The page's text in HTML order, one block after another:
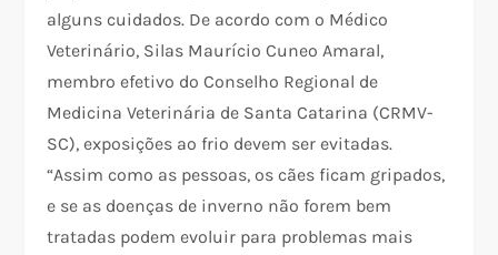
alguns cuidados. De acordo com o Médico
Veterinário, Silas Maurício Cuneo Amaral,
membro efetivo do Conselho Regional de
Medicina Veterinária de Santa Catarina (CRMV-
SC), exposições ao frio devem ser evitadas.
“Assim como as pessoas, os cães ficam gripados,
e se as doenças de inverno não forem bem
tratadas podem evoluir para problemas mais